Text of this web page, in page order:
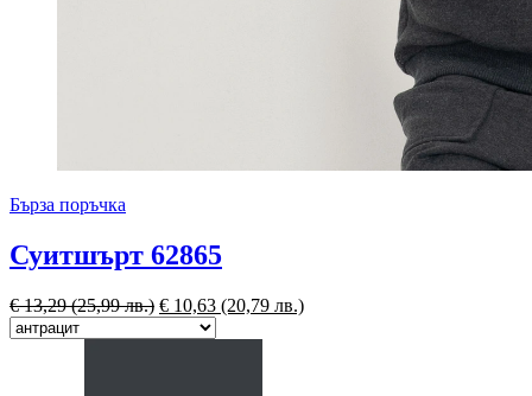
Бърза поръчка
Суитшърт 62865
€13,29(25,99 лв.) € 10,63 (20,79 лв.)